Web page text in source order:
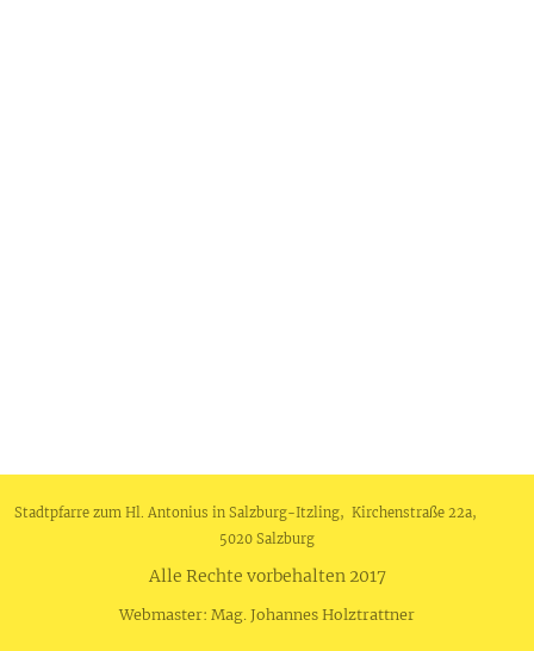
Stadtpfarre zum Hl. Antonius in Salzburg-Itzling, Kirchenstraße 22a,
5020 Salzburg
Alle Rechte vorbehalten 2017
Webmaster: Mag. Johannes Holztrattner